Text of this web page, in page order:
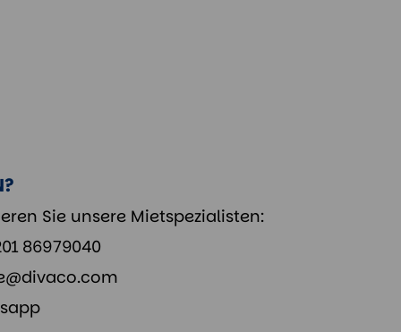
Sie unsere Mietspezialisten:
86979040